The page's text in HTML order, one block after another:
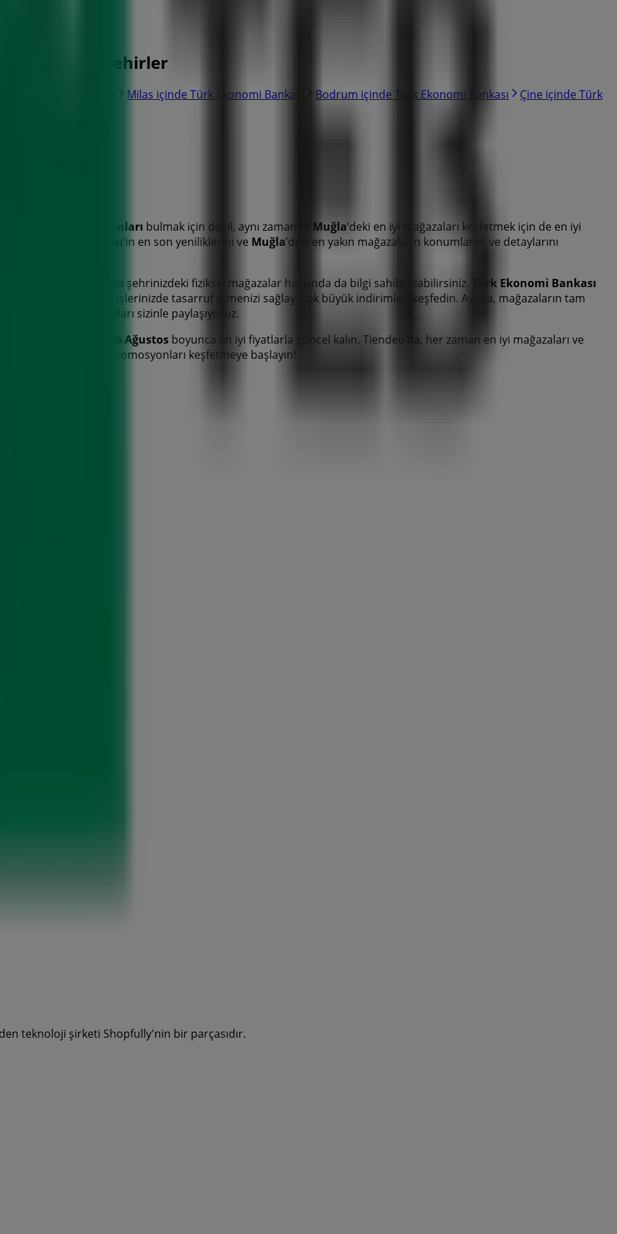
bulunduğu şehirler
Milas içinde Türk Ekonomi Bankası Bodrum içinde Türk Ekonomi Bankası Çine içinde Türk
promosyonları bulmak için değil, aynı zamanda Muğla’deki en iyi mağazaları keşfetmek için de en iyi
Ekonomi Bankası’in en son yeniliklerini ve Muğla’deki en yakın mağazaların konumlarını ve detaylarını
aynı zamanda şehrinizdeki fiziksel mağazalar hakkında da bilgi sahibi olabilirsiniz.
Türk Ekonomi Bankası
ayında alışverişlerinizde tasarruf etmenizi sağlayacak büyük indirimleri keşfedin. Ayrıca, mağazaların tam
gerekli tüm detayları sizinle paylaşıyoruz.
2026 Ağustos boyunca en iyi fiyatlarla güncel kalın. Tiendeo’da, her zaman en iyi mağazaları ve
hazırladığımız promosyonları keşfetmeye başlayın!
teknoloji şirketi Shopfully'nin bir parçasıdır.